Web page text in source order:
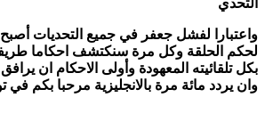
واعتبارا لفشل جعفر في جميع التحديات
لحكم الحلقة وكل مرة سنكتشف احكاما
بكل تلقائيته المعهودة وأولى الاحكام ان
وان يردد مائة مرة بالانجليزية مرحبا بكم في